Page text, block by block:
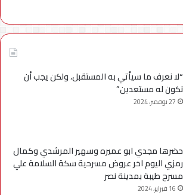
“لا نعرف ما سيأتي به المستقبل، ولكن يجب أن
نكون له مستعدين”
27 نوفمبر، 2024
حضرها مجدي ابو عميره وسهير المرشدي وكمال
رمزي اليوم اخر عروض مسرحية سكة السلامة علي
مسرح طيبة بمدينة نصر
16 فبراير، 2024